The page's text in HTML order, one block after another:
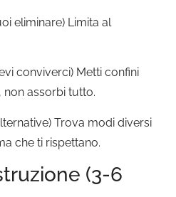
eliminare) Limita al
conviverci) Metti confini
non assorbi tutto.
Trova modi diversi
che ti rispettano.
(3-6